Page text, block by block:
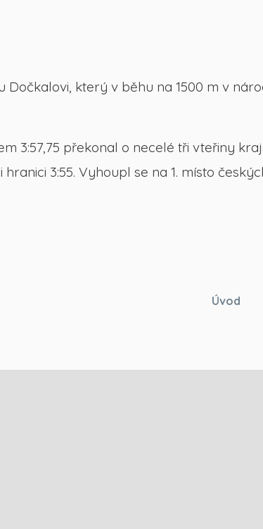
Dočkalovi, který v běhu na 1500 m v
3:57,75 překonal o necelé tři vteřiny
3:55. Vyhoupl se na 1. místo
Úvod